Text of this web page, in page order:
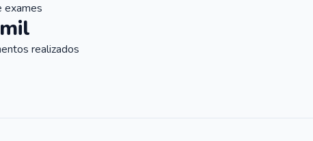
exames
realizados